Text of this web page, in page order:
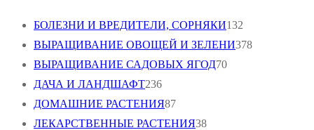
БОЛЕЗНИ И ВРЕДИТЕЛИ, СОРНЯКИ132
ВЫРАЩИВАНИЕ ОВОЩЕЙ И ЗЕЛЕНИ378
ВЫРАЩИВАНИЕ САДОВЫХ ЯГОД70
ДАЧА И ЛАНДШАФТ236
ДОМАШНИЕ РАСТЕНИЯ87
ЛЕКАРСТВЕННЫЕ РАСТЕНИЯ38